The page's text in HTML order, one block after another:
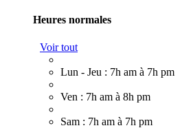
Heures normales
Voir tout
Lun - Jeu : 7h am à 7h pm
Ven : 7h am à 8h pm
Sam : 7h am à 7h pm